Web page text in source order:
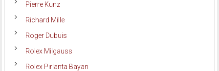
Pierre Kunz
Richard Mille
Roger Dubuis
Rolex Milgauss
Rolex Pırlanta Bayan